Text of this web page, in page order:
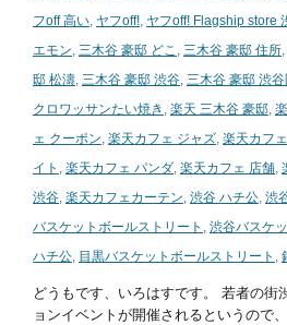
フoff 高い, ヤフoff!, ヤフoff! Flagship store
エモン, 三木谷 豪邸 どこ , 三木谷 豪邸 住所,
邸 松濤, 三木谷 豪邸 渋谷, 三木谷 豪邸 渋
クロワッサンたい焼き , 楽天 三木谷 豪邸,
ェ クーポン, 楽天カフェ ジャズ, 楽天カフ
イト , 楽天カフェ パンダ, 楽天カフェ 店舗,
渋谷, 楽天カフェカーテン, 渋谷 ハチ公, 渋
バスケットボールストリート , 渋谷バスケ
ハチ公, 目黒バスケットボールストリート ,
どうもです、いろはすです。 若者の街
ョンイベントが開催されるというので